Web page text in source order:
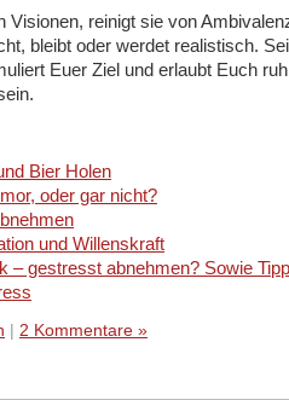
Visionen, reinigt sie von
bleibt oder werdet realistisch.
Euer Ziel und erlaubt Euch
Bier Holen
oder gar nicht?
und Willenskraft
– gestresst abnehmen? Sowie
2 Kommentare »